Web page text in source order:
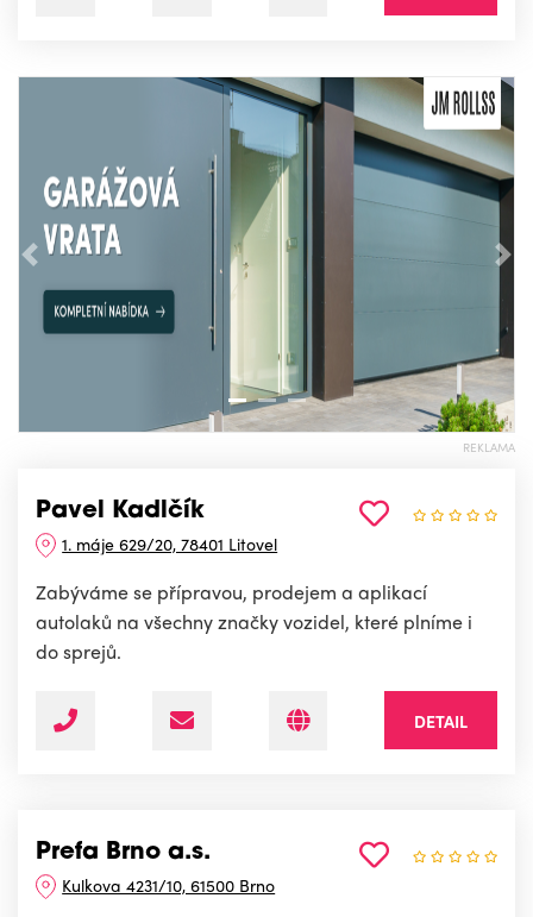
Předchozí
REKLAMA
Pavel Kadlčík
1. máje 629/20, 78401 Litovel
Zabýváme se přípravou, prodejem a aplikací
autolaků na všechny značky vozidel, které plníme i
do sprejů.
DETAIL
Prefa Brno a.s.
Kulkova 4231/10, 61500 Brno